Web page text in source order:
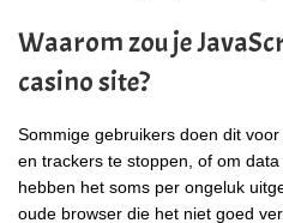
Waarom zou je
casino site?
Sommige gebruikers doen dit
en trackers te stoppen, of om
hebben het soms per ongeluk
oude browser die het niet goed